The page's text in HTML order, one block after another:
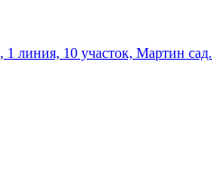
линия, 10 участок, Мартин сад.